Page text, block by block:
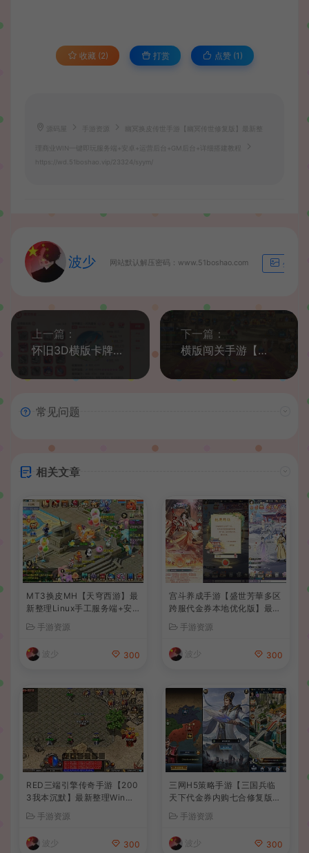
收藏 (2) 打赏 点赞 (1 )
手游资源 幽冥换皮传世手游【幽冥传世修复版】最新整
理商业WIN一键即玩服务端+安卓+运营后台+GM后台+详细搭建教程
https://wd.51boshao.vip/23324/syym/
波少 网站默认解压密码：www.51boshao.com 生成海
上一篇：
怀旧3D横版卡牌回合手游【口袋觉醒28SS铁甲勇士】最新整理商业Ubuntu手工服务端+管理后台+GM授权后台+安卓苹果双端+详细搭建教程
下一篇：
横版闯关手游【情怀巅峰大陆阿拉德】最新整理Linux手工服务端+全功能管理后台+GM授权后台+安卓苹果双端+详细搭建教程
常见问题
相关文章
MT3换皮MH【天穹西游】最
新整理Linux手工服务端+安
卓苹果双端+GM后台+详细搭
建教程+全套源码+视频教程
手游资源
波少 300
宫斗养成手游【盛世芳華多区
跨服代金券本地优化版】最新
整理单机一键即玩端+Linux
手工服务端+CDK授权后台
+安卓+详细搭建教程
手游资源
波少 300
RED三端引擎传奇手游【200
3我本沉默】最新整理Win系
细搭建教程
手游资源
波少 300
三网H5策略手游【三国兵临
天下代金券内购七合修复版】
+Linux手工服务端+管理后台
+GM授权后台+简易安卓客户
端+详细搭建教程+视频教程
手游资源
波少 300